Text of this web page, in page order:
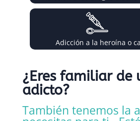
Adicción a la heroína o
¿Eres familiar de
adicto?
También tenemos la